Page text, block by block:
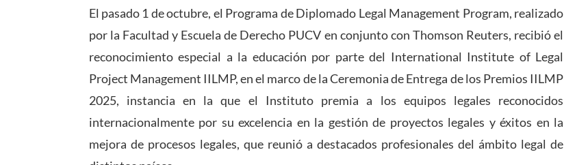
El pasado 1 de octubre, el Programa de Diplomado Legal Management Program, realizado
por la Facultad y Escuela de Derecho PUCV en conjunto con Thomson Reuters, recibió el
reconocimiento especial a la educación por parte del International Institute of Legal
Project Management IILMP, en el marco de la Ceremonia de Entrega de los Premios IILMP
2025, instancia en la que el Instituto premia a los equipos legales reconocidos
internacionalmente por su excelencia en la gestión de proyectos legales y éxitos en la
mejora de procesos legales, que reunió a destacados profesionales del ámbito legal de